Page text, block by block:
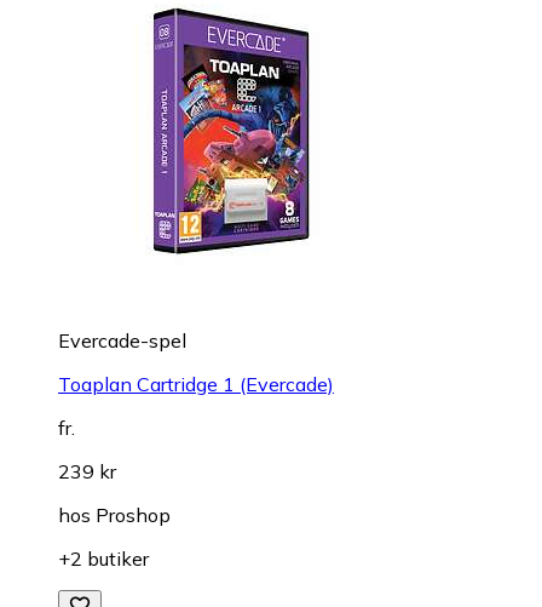
Evercade-spel
Toaplan Cartridge 1 (Evercade)
fr.
239 kr
hos Proshop
+2 butiker